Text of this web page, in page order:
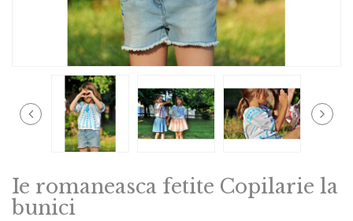
Ie romaneasca fetite Copilarie la
bunici